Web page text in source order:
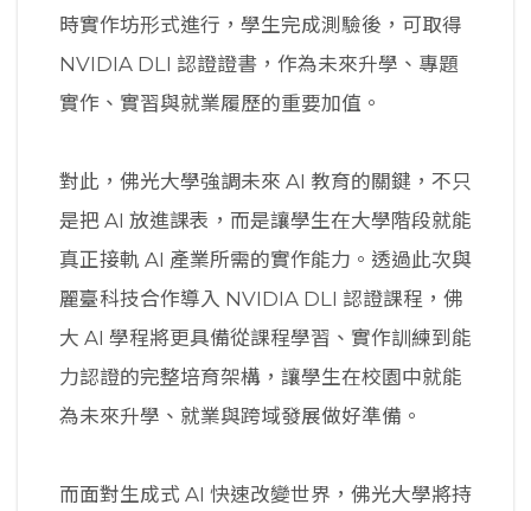
時實作坊形式進行，學生完成測驗後，可取得
NVIDIA DLI 認證證書，作為未來升學、專題
實作、實習與就業履歷的重要加值。
對此，佛光大學強調未來 AI 教育的關鍵，不只
是把 AI 放進課表，而是讓學生在大學階段就能
真正接軌 AI 產業所需的實作能力。透過此次與
麗臺科技合作導入 NVIDIA DLI 認證課程，佛
大 AI 學程將更具備從課程學習、實作訓練到能
力認證的完整培育架構，讓學生在校園中就能
為未來升學、就業與跨域發展做好準備。
而面對生成式 AI 快速改變世界，佛光大學將持